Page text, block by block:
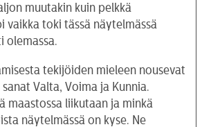
muutakin kuin pelkkä
vaikka toki tässä näytelmässä
olemassa.
tekijöiden mieleen nousevat
Valta, Voima ja Kunnia.
maastossa liikutaan ja minkä
näytelmässä on kyse. Ne